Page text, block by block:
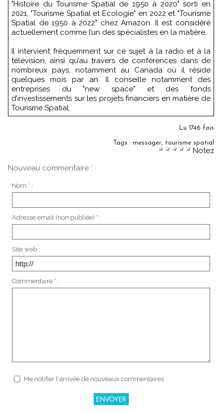
"Histoire du Tourisme Spatial de 1950 à 2020" sorti en
2021, "Tourisme Spatial et Ecologie" en 2022 et "Tourisme
Spatial de 1950 à 2022" chez Amazon. Il est considéré
actuellement comme l’un des spécialistes en la matière.
Il intervient fréquemment sur ce sujet à la radio et à la
télévision, ainsi qu’au travers de conférences dans de
nombreux pays, notamment au Canada où il réside
quelques mois par an. Il conseille notamment des
entreprises du "new space" et des fonds
d’investissements sur les projets financiers en matière de
Tourisme Spatial.
Lu 1746 fois
Tags : messager, tourisme spatial
Notez
Nouveau commentaire :
Nom * :
Adresse email (non publiée) * :
Site web :
Commentaire * :
Me notifier l'arrivée de nouveaux commentaires